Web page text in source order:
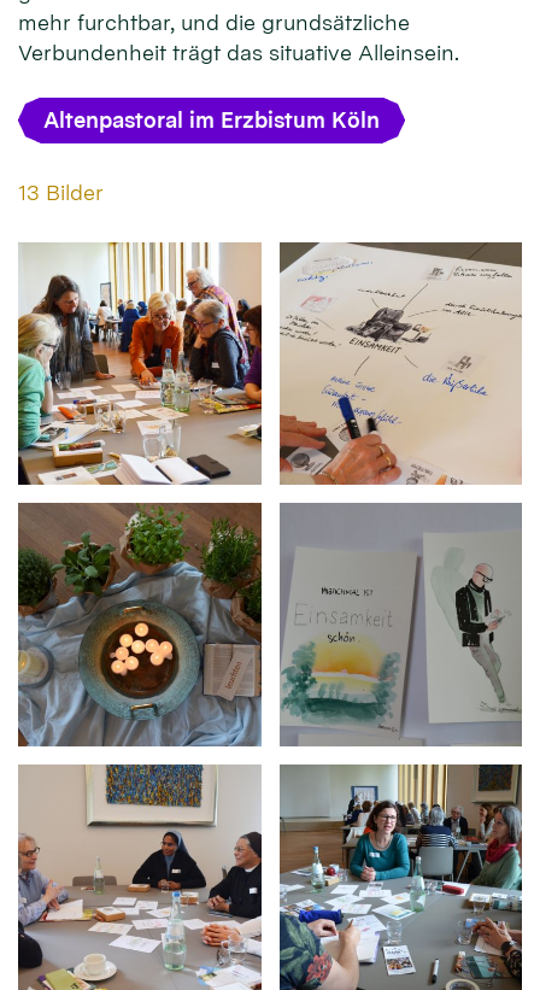
mehr furchtbar, und die grundsätzliche
Verbundenheit trägt das situative Alleinsein.
Altenpastoral im Erzbistum Köln
13 Bilder